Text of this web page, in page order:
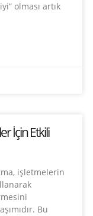
olması artık
İçin Etkili
işletmelerin
Bu